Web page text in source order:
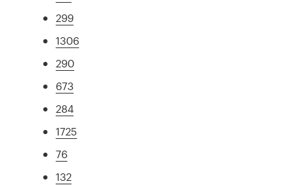
299
1306
290
673
284
1725
76
132